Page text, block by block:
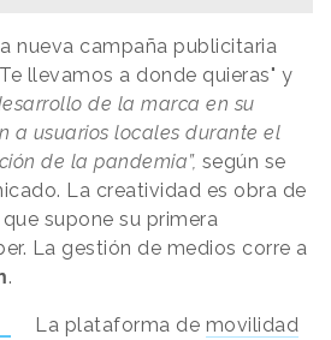
nueva campaña publicitaria
llevamos a donde quieras" y
de la marca en su
a usuarios locales durante el
de la pandemia”, según se
La creatividad es obra de
que supone su primera
La gestión de medios corre a
.
La plataforma de movilidad